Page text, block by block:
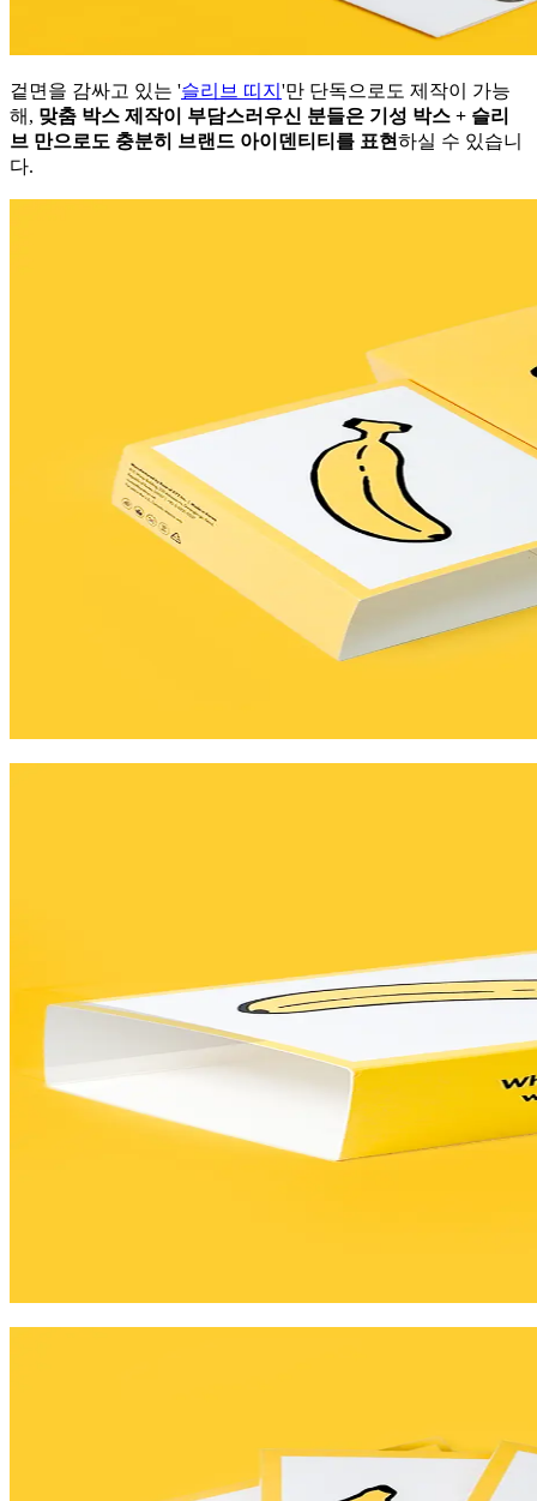
겉면을 감싸고 있는 '슬리브 띠지 '만 단독으로도 제작이 가능
해, 맞춤 박스 제작이 부담스러우신 분들은 기성 박스 + 슬리
브 만으로도 충분히 브랜드 아이덴티티를 표현하실 수 있습니
다.